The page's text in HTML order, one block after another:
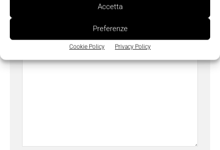
Accetta
Preferenze
Cookie Policy Privacy Policy
Messaggio*